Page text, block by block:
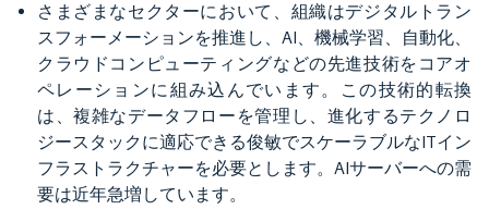
さまざまなセクターにおいて、組織はデジタルトラン
スフォーメーションを推進し、AI、機械学習、自動化、
クラウドコンピューティングなどの先進技術をコアオ
ペレーションに組み込んでいます。この技術的転換
は、複雑なデータフローを管理し、進化するテクノロ
ジースタックに適応できる俊敏でスケーラブルなITイン
フラストラクチャーを必要とします。AIサーバーへの需
要は近年急増しています。